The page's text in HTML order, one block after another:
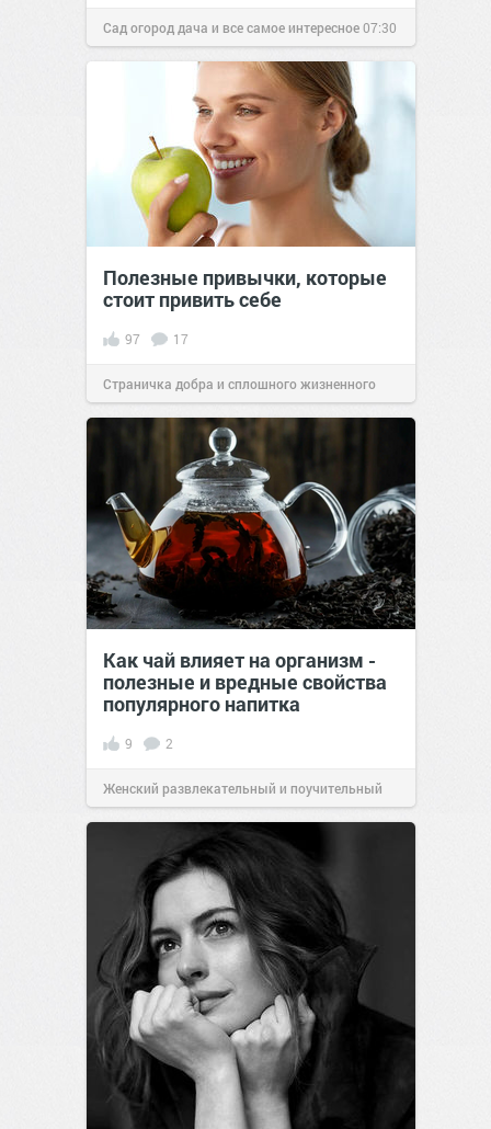
Сад огород дача и все самое интересное07:30
07 ноя 2016
Полезные привычки, которые
стоит привить себе
97 17
Страничка добра и сплошного жизненного
позитива!04:4526 фев 2022
Как чай влияет на организм -
полезные и вредные свойства
популярного напитка
9 2
Женский развлекательный и поучительный
сайт.16:5330 апр 2026